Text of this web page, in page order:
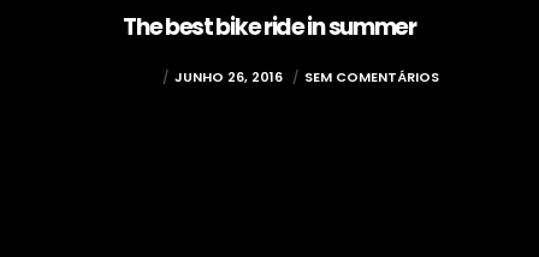
The best bike ride in summer
JUNHO 26, 2016 SEM COMENTÁRIOS